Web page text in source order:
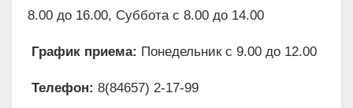
8.00 до 16.00, Суббота с 8.00 до 14.00
График приема: Понедельник с 9.00 до 12.00
Телефон: 8(84657) 2-17-99